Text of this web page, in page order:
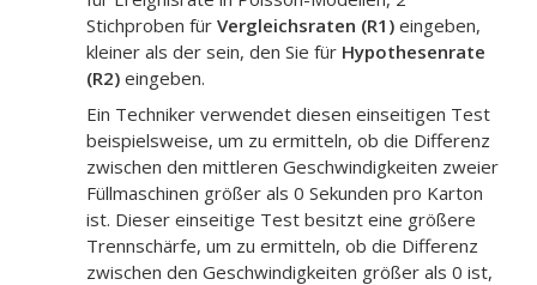
Stichproben für Vergleichsraten (R1) eingeben,
kleiner als der sein, den Sie für Hypothesenrate
(R2) eingeben.
Ein Techniker verwendet diesen einseitigen Test
beispielsweise, um zu ermitteln, ob die Differenz
zwischen den mittleren Geschwindigkeiten zweier
Füllmaschinen größer als 0 Sekunden pro Karton
ist. Dieser einseitige Test besitzt eine größere
Trennschärfe, um zu ermitteln, ob die Differenz
zwischen den Geschwindigkeiten größer als 0 ist,